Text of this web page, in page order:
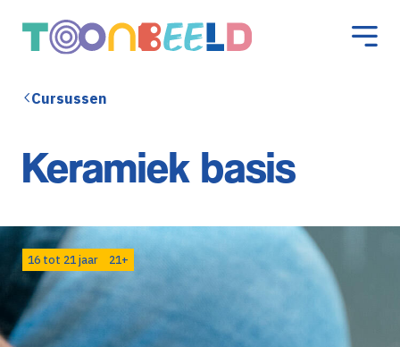
Cursussen
Keramiek basis
16 tot 21 jaar 21+